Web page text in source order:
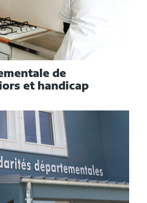
de
et handicap